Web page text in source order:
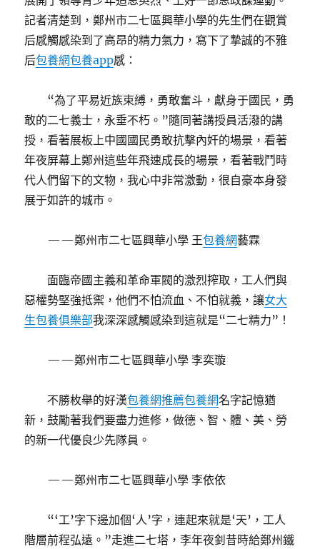
記者清楚到，鄭州市二七區興華小學的先生們在觀賞
后感觸感染到了高昂的精力氣力，寫下了摯誠的不雅
后包養網包養app感：
“為了平易近族束縛，勇敢奮斗，獻身于國民，勇
敢的二七義士，永垂不朽。”隨同著講授員活潑的講
授，看著展板上中國國民勇敢抗擊內奸的場景，看著
年夜屏幕上鄭州這些年飛速成長的場景，看著戰鬥時
代人們留下的文物，我心中非常激動，很自豪本身發
展于如許的城市。
——鄭州市二七區興華小學 王包養網藝霖
面臨帝國主義和革命軍閥的激烈搾取，工人們與
惡權勢堅強抵禦，他們不怕流血、不怕就義，讓女大
生包養俱樂部我深深感觸感染到這就是“二七精力”！
——鄭州市二七區興華小學 李奕璇
不勝枚舉的好漢包養網推薦包養網名字記憶猶
新，鼓勵著我們要盡力進修，做德、智、體、美、勞
的新一代優良少先隊員。
——鄭州市二七區興華小學 李依依
“‘工’字下邊加個‘人’字，連起來就是‘天’，工人
階層前程弘遠。”走進二七塔，李年夜釗昔時給鄭州鐵